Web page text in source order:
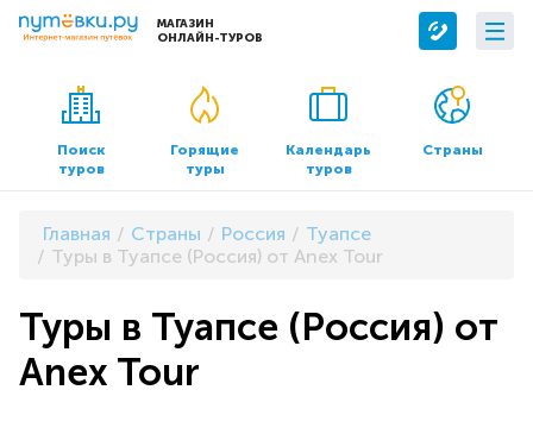
МАГАЗИН
ОНЛАЙН-ТУРОВ
Сервисы
Бронирование отелей
Трансфер
О компании
О нас
Контакты
Документы и реквизиты
Поиск
туров
Горящие
туры
Календарь
туров
Страны
Главная Страны Россия
Туапсе
Туры в Туапсе (Россия) от Anex Tour
Туры в Туапсе (Россия) от
Anex Tour